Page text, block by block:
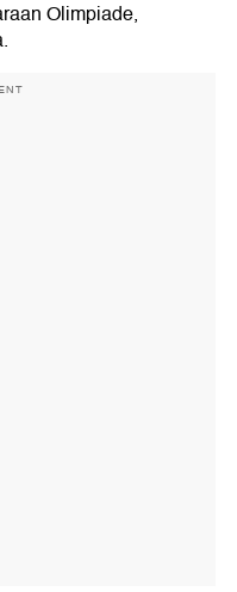
Olimpiade,